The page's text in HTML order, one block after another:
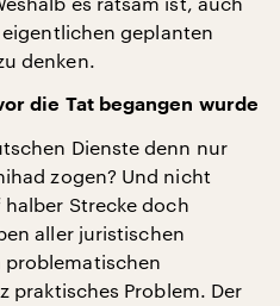
geplanten
denken.
die Tat begangen wurde
Dienste denn nur
zogen? Und nicht
Strecke doch
aller juristischen
problematischen
praktisches Problem. Der